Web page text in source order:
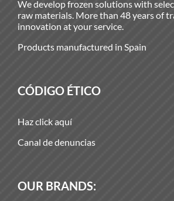
We develop frozen solutions with
raw materials. More than 48 years of
innovation at your service.
Products manufactured in Spain
CÓDIGO ÉTICO
Haz click aquí
Canal de denuncias
OUR BRANDS: